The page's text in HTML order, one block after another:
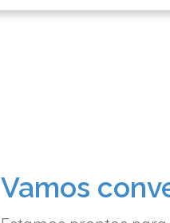
Vamos